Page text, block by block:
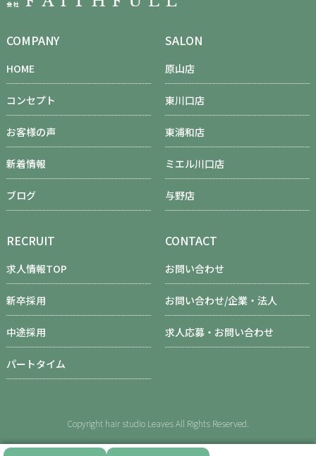
COMPANY
HOME
コンセプト
お客様の声
新着情報
ブログ
SALON
原山店
東川口店
東浦和店
ミエル川口店
与野店
RECRUIT
求人情報TOP
新卒採用
中途採用
パートタイム
CONTACT
お問い合わせ
お問い合わせ/企業・法人
求人応募・お問い合わせ
Copyright hair studio Leaves All Rights Reserved.